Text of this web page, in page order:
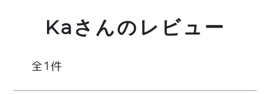
注文履歴 会員登録情報 ポイント
Kaさんのレビュー
1